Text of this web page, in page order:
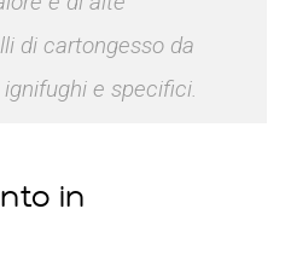
di cartongesso da
e specifici.
in